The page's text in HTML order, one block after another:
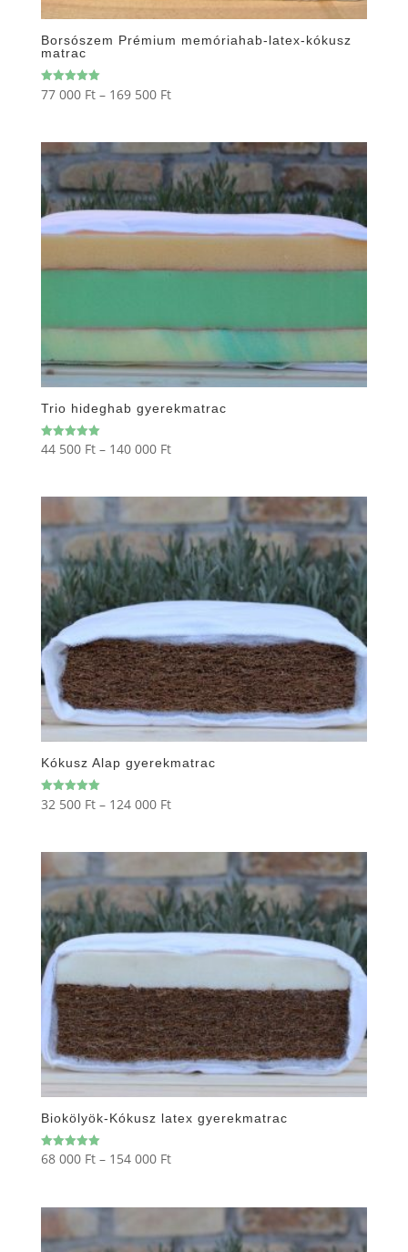
Borsószem Prémium memóriahab-latex-kókusz
matrac
Értékelés:
5.00
77 000 Ft – 169 500 FtÁrtartomány:
-
169
500 Ft
Trio hideghab gyerekmatrac
Értékelés:
5.00
44 500 Ft – 140 000 FtÁrtartomány:
140
000 Ft
Kókusz Alap gyerekmatrac
Értékelés:
5.00
32 500 Ft – 124 000 FtÁrtartomány:
124
000 Ft
Biokölyök-Kókusz latex gyerekmatrac
Értékelés:
5.00
68 000 Ft – 154 000 FtÁrtartomány:
154